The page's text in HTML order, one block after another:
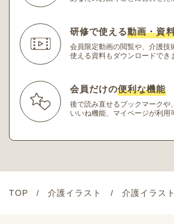
研修で使える動画・資
会員限定動画の閲覧や、介護技
使える資料もダウンロードでき
会員だけの便利な機能
後で読み直せるブックマークや
いいね機能、マイページが利用
TOP 介護イラスト 介護イラス